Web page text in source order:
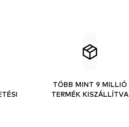
TÖBB MINT 9 MILLIÓ
TERMÉK KISZÁLLÍTVA